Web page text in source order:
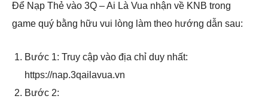
Để Nạp Thẻ vào 3Q – Ai Là Vua nhận về KNB trong
game quý bằng hữu vui lòng làm theo hướng dẫn sau:
Bước 1: Truy cập vào địa chỉ duy nhất:
https://nap.3qailavua.vn
Bước 2: